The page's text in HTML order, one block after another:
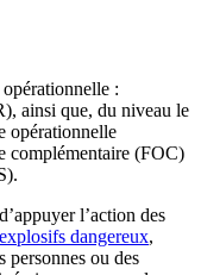
:
ainsi que, du niveau le
opérationnelle
complémentaire (FOC)
l’action des
dangereux,
personnes ou des